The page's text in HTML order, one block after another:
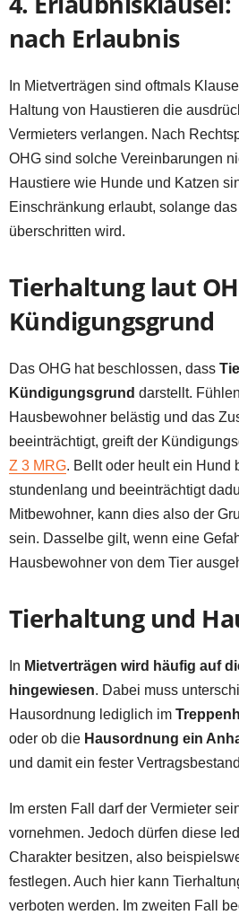
nach Erlaubnis
In Mietverträgen sind oftmals
Haltung von Haustieren die
Vermieters verlangen. Nach
OHG sind solche Vereinbarungen
Haustiere wie Hunde und Katzen
Einschränkung erlaubt, solange
überschritten wird.
Tierhaltung laut
Kündigungsgrund
Das OHG hat beschlossen, dass
Kündigungsgrund darstellt.
Hausbewohner belästig und das
beeinträchtigt, greift der
Z 3 MRG. Bellt oder heult ein Hund
stundenlang und beeinträchtigt
Mitbewohner, kann dies also der
sein. Dasselbe gilt, wenn eine
Hausbewohner von dem Tier
Tierhaltung und
In Mietverträgen wird häufig auf
hingewiesen. Dabei muss
Hausordnung lediglich im
oder ob die Hausordnung ein
und damit ein fester
Im ersten Fall darf der Vermieter
vornehmen. Jedoch dürfen diese
Charakter besitzen, also
festlegen. Auch hier kann
verboten werden. Im zweiten Fall